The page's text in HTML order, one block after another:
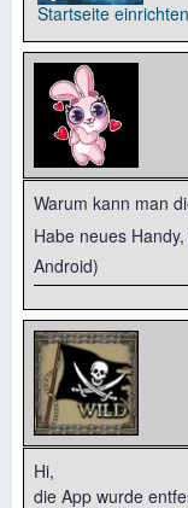
Startseite einrichten
Warum kann man
Habe neues
Android)
Hi,
die App wurde